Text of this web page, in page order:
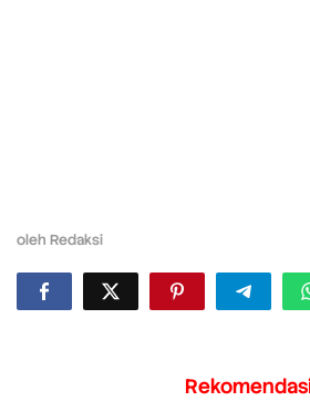
oleh Redaksi